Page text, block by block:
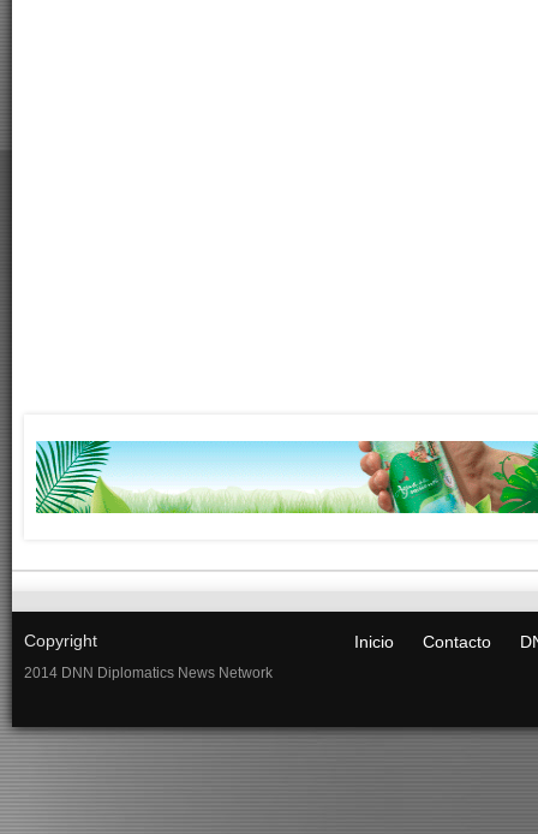
Copyright
2014 DNN Diplomatics News Network
Inicio Contacto